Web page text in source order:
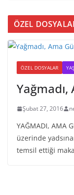
ÖZEL
ÖZEL DOSYALAR
Şubat 27, 2016
YAĞMADI, AMA
üzerinde
temsil ettiği